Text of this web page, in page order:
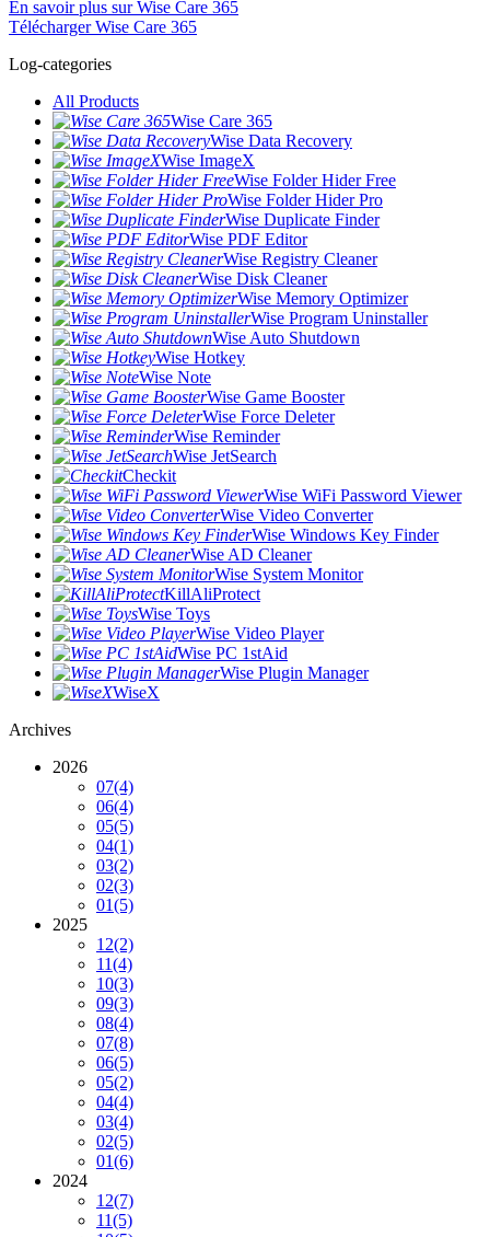
En savoir plus sur Wise Care 365
Télécharger Wise Care 365
Log-categories
All Products
Wise Care 365
Wise Data Recovery
Wise ImageX
Wise Folder Hider Free
Wise Folder Hider Pro
Wise Duplicate Finder
Wise PDF Editor
Wise Registry Cleaner
Wise Disk Cleaner
Wise Memory Optimizer
Wise Program Uninstaller
Wise Auto Shutdown
Wise Hotkey
Wise Note
Wise Game Booster
Wise Force Deleter
Wise Reminder
Wise JetSearch
Checkit
Wise WiFi Password Viewer
Wise Video Converter
Wise Windows Key Finder
Wise AD Cleaner
Wise System Monitor
KillAliProtect
Wise Toys
Wise Video Player
Wise PC 1stAid
Wise Plugin Manager
WiseX
Archives
2026
07(4)
06(4)
05(5)
04(1)
03(2)
02(3)
01(5)
2025
12(2)
11(4)
10(3)
09(3)
08(4)
07(8)
06(5)
05(2)
04(4)
03(4)
02(5)
01(6)
2024
12(7)
11(5)